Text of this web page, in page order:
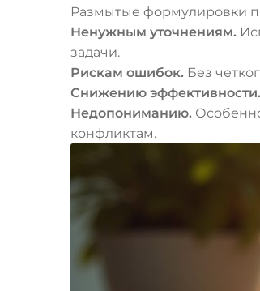
Размытые формулировки
Ненужным уточнениям.
задачи.
Рискам ошибок. Без
Снижению эффективности.
Недопониманию.
конфликтам.